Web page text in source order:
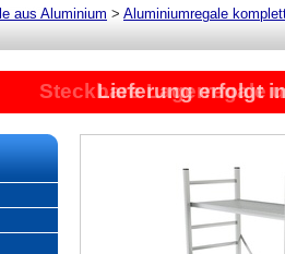
aus Aluminium > Aluminiumregale
Steckbare Lagerregale
Lieferung erfolgt